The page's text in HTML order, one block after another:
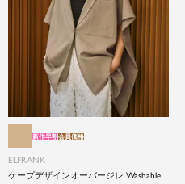
ELFRANK
ケープデザインオーバージレ Washable
新作早割会員価格